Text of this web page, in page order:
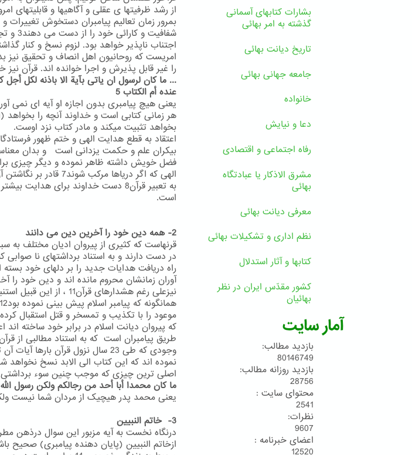
از رشد ظرفیتها ی عقلی و آگاهیها و قابلیتهای
بمرور زمان تعالیم پیامبران دستخوش
اجتناب ناپذیر خواهد بود. لزوم نسخ و کنار
را غیر قابل پذیرش و اجرا خوانده اند. قرآن نیز
... ما کان لرسول ان یاتی بآیة الا باذنه لکل
عنده أم الکتاب 5
یعنی هیچ پیامبری بدون اجازه او آیه ای نمی
هر زمانی کتابی است و خداوند آنچه را بخواهد
بخواهد تثبیت میکند و مادر کتاب نزد اوست.
اعتقاد به قطع هدایت الهی و ختم ظهور
فضل خویش داشته ظاهر نموده و دیگر چیزی
الهی که اگر دریاها
به تعبیر قرآن8 دست خداوند برای
است.
2- همه دین خود را آخرین دین می دانند
قرنهاست که کثیری از پیروان ادیان مختلف
راه دریافت هدایات جدید را بر دلهای خود بسته
آوران زمانشان محروم مانده اند و دین خود را
نیزعلی رغم هشدارهای
موعود را با تکذیب و تمسخر و قتل استقبال
که پیروان دیانت اسلام در برابر خود ساخته اند
طریق پیامبران است که به استناد مطالبی از
نموده اند که این کتاب الی الابد نسخ نخواهد
اصلی ترین چیزی که موجب چنین سوء برداشتی گردیده آیه 40 از
ما کان محمدا أبا أحد من رجالکم ولکن رسول
یعنی محمد پدر هیچیک از مردان شما نیست
3- خاتم النبیین
درنگاه نخست به آیه مزبور این سوال درذهن
ازخاتم النبیین (پایان دهنده پیامبری) صحیح
بشارات کتابهای آسمانی
گذشته به امر بهائی
تاریخ دیانت بهائی
جامعه جهانی بهائی
خانواده
دعا و نیایش
رفاه اجتماعی و اقتصادی
مشرق الاذکار یا عبادتگاه
بهائی
معرفی دیانت بهائی
نظم اداری و تشکیلات بهائی
کتابها و آثار استدلال
کشور مقدّس ایران در نظر
بهائیان
آمار سایت
بازدید مطالب:
80146749
بازدید روزانه مطالب:
28756
محتوای سایت :
2541
نظرات:
9607
اعضای خبرنامه :